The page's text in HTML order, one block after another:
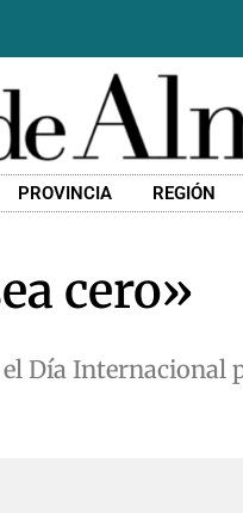
PROVINCIA REGIÓN
cero»
Día Internacional